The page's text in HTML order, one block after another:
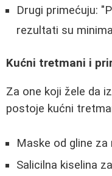
Drugi primećuju:
rezultati su
Kućni tretmani i
Za one koji žele da
postoje kućni
Maske od gline za
Salicilna kiselina